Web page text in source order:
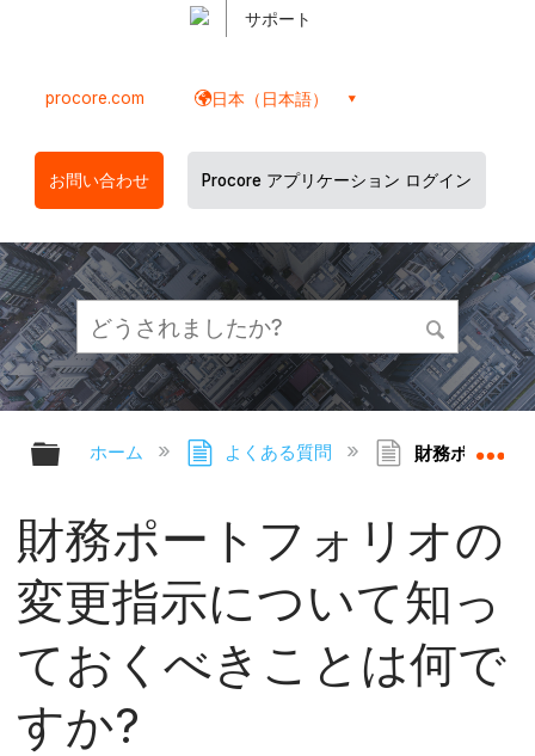
サポート
procore.com 日本（日本語）
お問い合わせ Procore アプリケーション ログイン
グローバル階層を展開/折りたたむ
ホーム よくある質問 財務ポートフ
財務ポートフォリオの
変更指示について知っ
ておくべきことは何で
すか?